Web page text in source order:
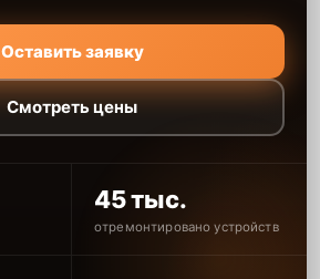
Оставить заявку
Смотреть цены
45 тыс.
отремонтировано устройств